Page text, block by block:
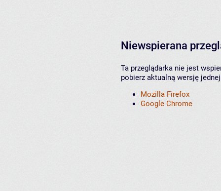
Niewspierana
Ta przeglądarka nie jest
pobierz aktualną wersję
Mozilla Firefox
Google Chrome